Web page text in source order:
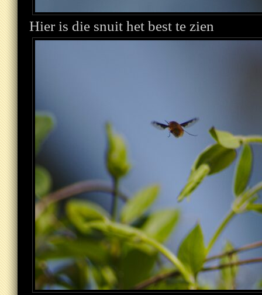
Hier is die snuit het best te zien